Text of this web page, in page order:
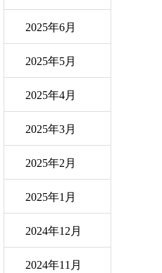
2025年6月
2025年5月
2025年4月
2025年3月
2025年2月
2025年1月
2024年12月
2024年11月